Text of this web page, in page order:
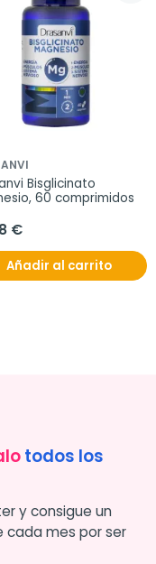
Bisglicinato
60 comprimidos
€
Añadir al carrito
todos los
y consigue un
cada mes por ser